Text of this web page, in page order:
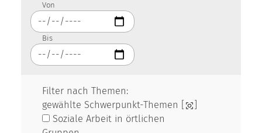
Von
Bis
Filter nach Themen:
gewählte Schwerpunkt-Themen [
Soziale Arbeit in örtlichen